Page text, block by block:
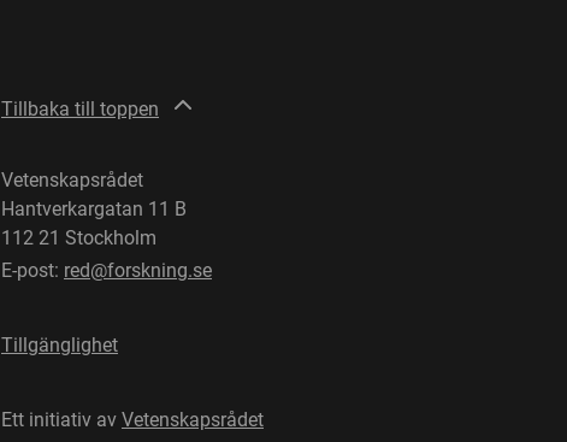
Tillbaka till toppen
Vetenskapsrådet
Hantverkargatan 11 B
112 21 Stockholm
E-post: red@forskning.se
Tillgänglighet
Ett initiativ av Vetenskapsrådet